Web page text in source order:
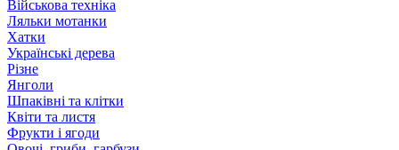
Військова техніка
Ляльки мотанки
Хатки
Українські дерева
Різне
Янголи
Шпаківні та клітки
Квіти та листя
Фрукти і ягоди